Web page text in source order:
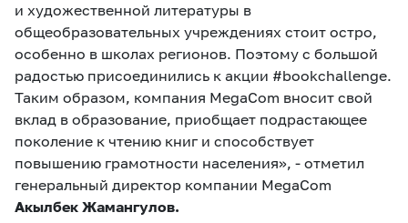
и художественной литературы в
общеобразовательных учреждениях стоит остро,
особенно в школах регионов. Поэтому с большой
радостью присоединились к акции #bookchallenge.
Таким образом, компания MegaCom вносит свой
вклад в образование, приобщает подрастающее
поколение к чтению книг и способствует
повышению грамотности населения», - отметил
генеральный директор компании MegaCom
Акылбек Жамангулов.